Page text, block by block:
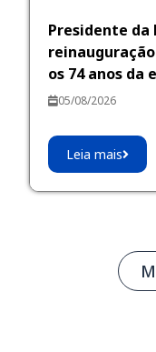
Presidente da
os 74 anos da
05/08/2026
Leia mais